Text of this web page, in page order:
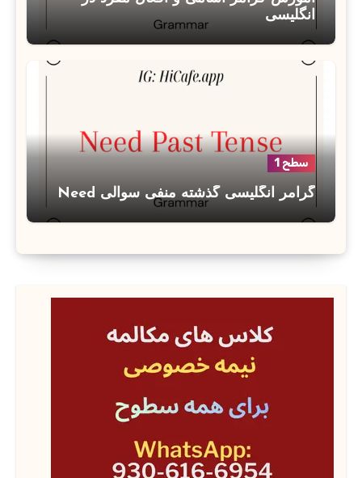
انگلیسی
سطح 1
گرامر انگلیسی گذشته منفی سوالی Need